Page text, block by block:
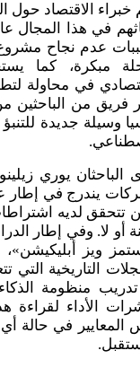
خبراء الاقتصاد حول
في هذا المجال
عدم نجاح
مبكرة، كما
في محاولة
فريق من الباحثين
وسيلة جديدة
الباحثان يوري
يندرج في إطار
تتحقق لديه
أو لا. وفي إطار
ويز
التاريخية التي
منظومة
الأداء لقراءة
المعايير في حالة